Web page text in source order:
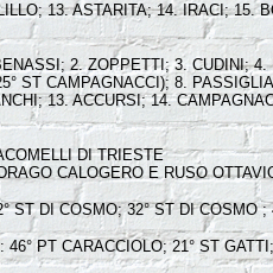
13. ASTARITA; 14. IRACI; 15.
2. ZOPPETTI; 3. CUDINI;
ST CAMPAGNACCI); 8.
13. ACCURSI; 14.
DI TRIESTE
CALOGERO E RUSO
ST DI COSMO; 32° ST DI COSMO
: 46° PT CARACCIOLO; 21° ST